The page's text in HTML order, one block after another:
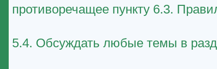
противоречащее пункту 6.3.
5.4. Обсуждать любые темы в